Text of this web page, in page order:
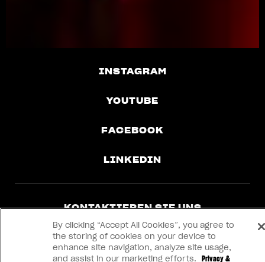
INSTAGRAM
YOUTUBE
FACEBOOK
LINKEDIN
KONTAKTIEREN SIE UNS
IMPRINT
By clicking “Accept All Cookies”, you agree to
the storing of cookies on your device to
enhance site navigation, analyze site usage,
and assist in our marketing efforts. Privacy &